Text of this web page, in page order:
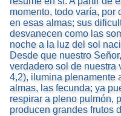
momento, todo varía, por
en esas almas; sus
desvanecen como las
noche a la luz del sol
Desde que nuestro
verdadero sol de nuestra
4,2), ilumina plenamente
almas, las fecunda; ya
respirar a pleno pulmón,
producen grandes frutos